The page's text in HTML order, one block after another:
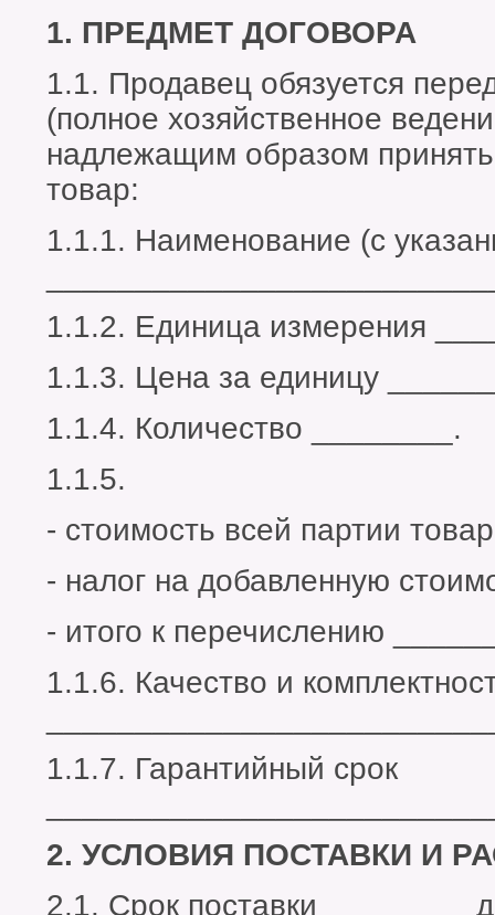
1. ПРЕДМЕТ ДОГОВОРА
1.1. Продавец обязуется
(полное хозяйственное
надлежащим образом
товар:
1.1.1. Наименование (с
1.1.2. Единица измерения
1.1.3. Цена за единицу
1.1.4. Количество ________.
1.1.5.
- стоимость всей партии
- налог на добавленную
- итого к перечислению
1.1.6. Качество и
1.1.7. Гарантийный срок
2. УСЛОВИЯ ПОСТАВКИ И
2.1. Срок поставки ________